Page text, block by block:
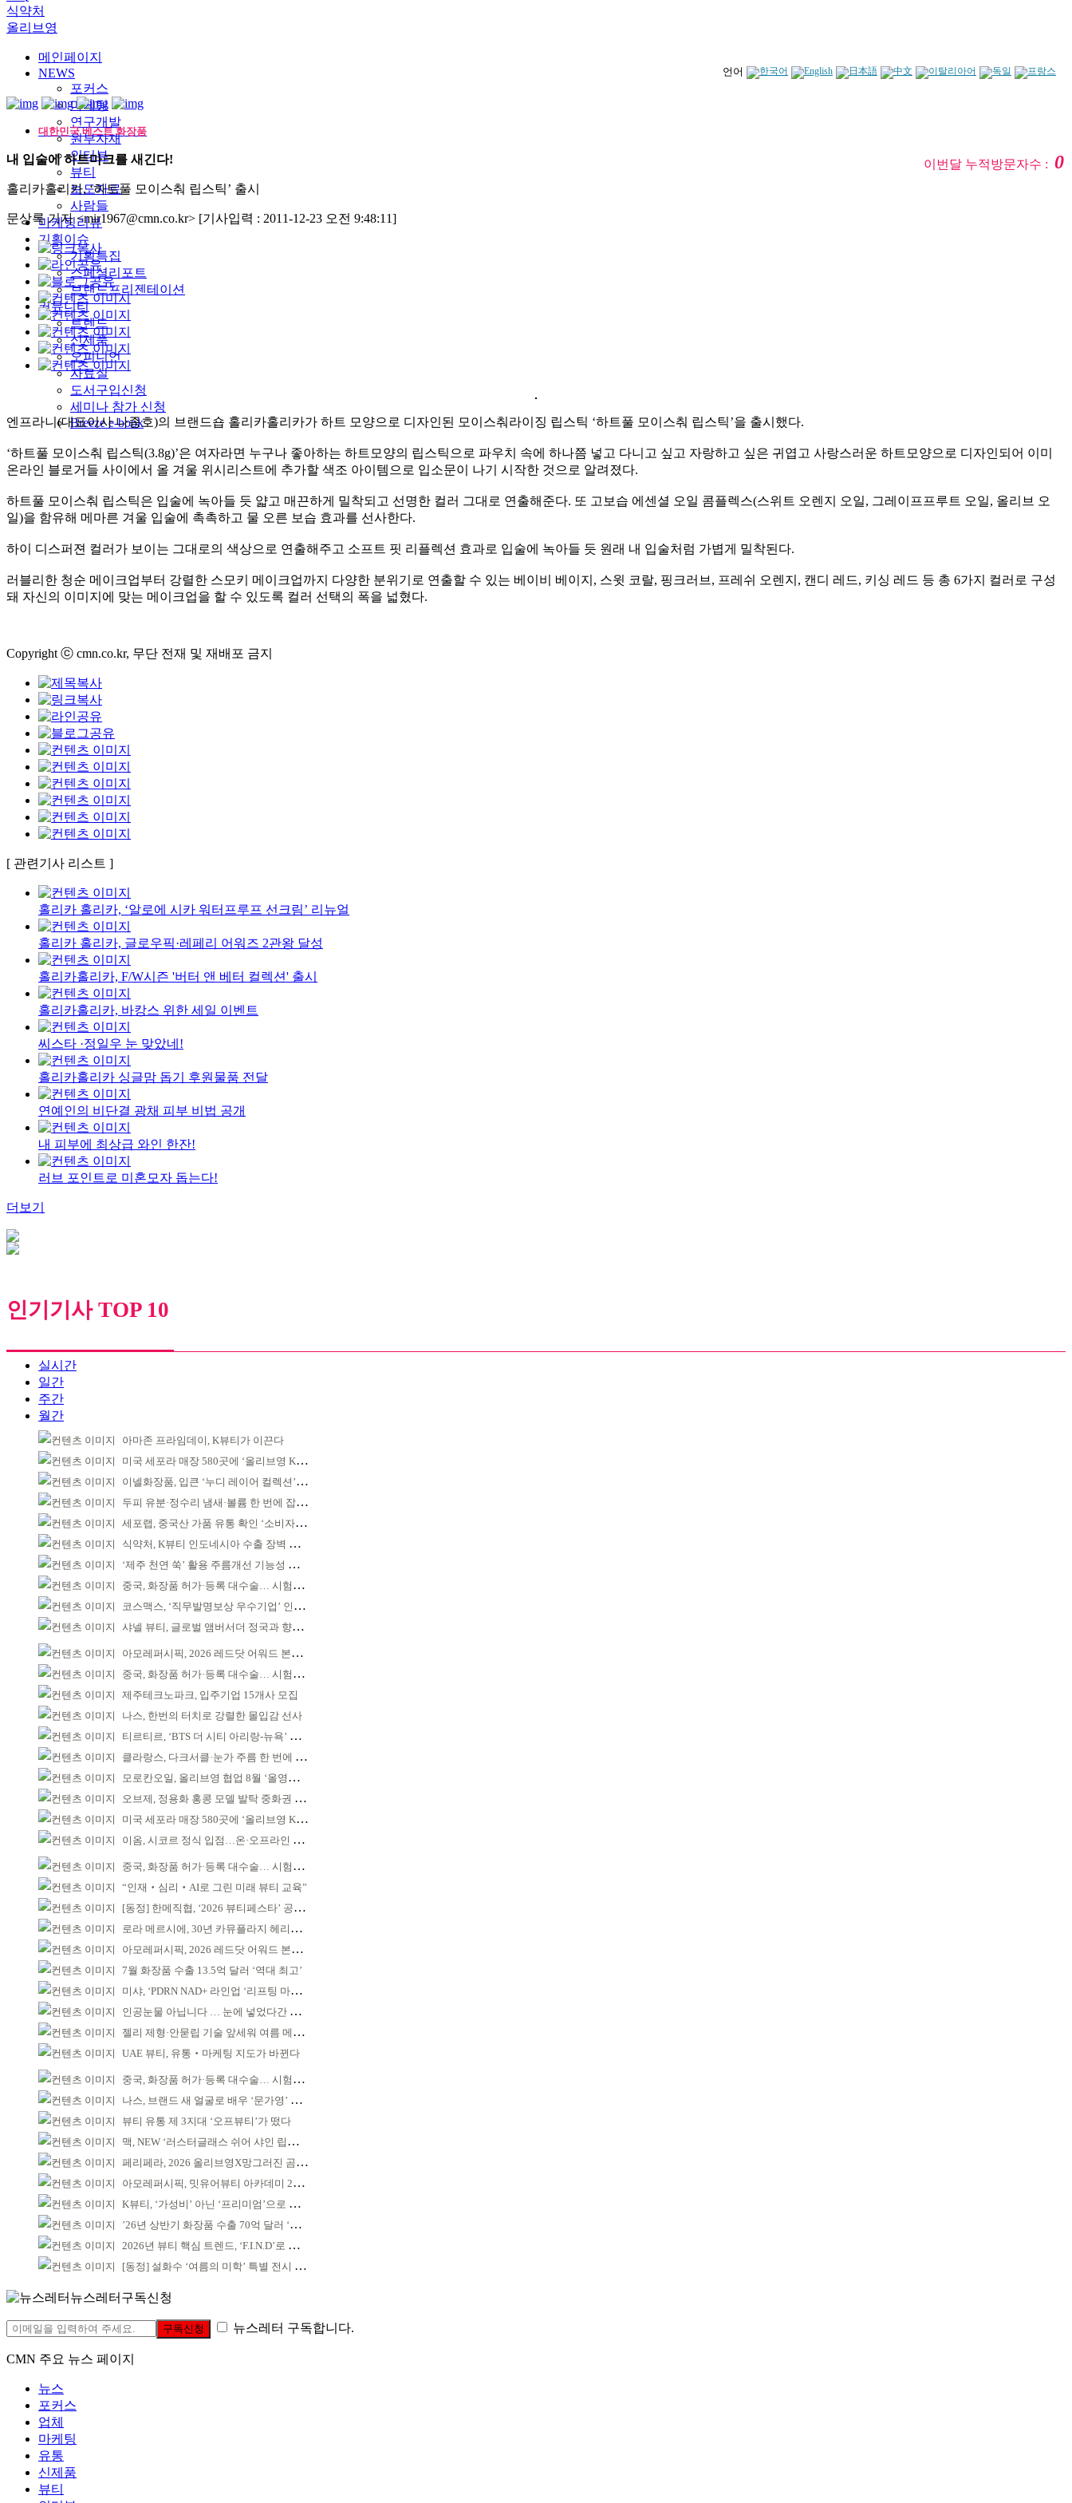
식약처
올리브영
언어
메인페이지
NEWS
포커스
마케팅
연구개발
원부자재
인터뷰
뷰티
보도자료
사람들
마케팅리뷰
기획이슈
기획특집
스페셜리포트
브랜드프리젠테이션
커뮤니티
트렌드
신제품
오피니언
자료실
도서구입신청
세미나 참가 신청
Breeze e-book
대한민국 베스트 화장품
이번달 누적방문자수 :0
내 입술에 하트마크를 새긴다!
홀리카홀리카, ‘하트풀 모이스춰 립스틱’ 출시
문상록 기자 <mir1967@cmn.co.kr> [기사입력 : 2011-12-23 오전 9:48:11]
엔프라니(대표이사 나종호)의 브랜드숍 홀리카홀리카가 하트 모양으로 디자인된 모이스춰라이징 립스틱 ‘하트풀 모이스춰 립스틱’을 출시했다.
‘하트풀 모이스춰 립스틱(3.8g)’은 여자라면 누구나 좋아하는 하트모양의 립스틱으로 파우치 속에 하나쯤 넣고 다니고 싶고 자랑하고 싶은 귀엽고 사랑스러운 하트모양으로 디자인되어 이미
온라인 블로거들 사이에서 올 겨울 위시리스트에 추가할 색조 아이템으로 입소문이 나기 시작한 것으로 알려졌다.
하트풀 모이스춰 립스틱은 입술에 녹아들 듯 얇고 매끈하게 밀착되고 선명한 컬러 그대로 연출해준다. 또 고보습 에센셜 오일 콤플렉스(스위트 오렌지 오일, 그레이프프루트 오일, 올리브 오
일)을 함유해 메마른 겨울 입술에 촉촉하고 물 오른 보습 효과를 선사한다.
하이 디스퍼젼 컬러가 보이는 그대로의 색상으로 연출해주고 소프트 핏 리플렉션 효과로 입술에 녹아들 듯 원래 내 입술처럼 가볍게 밀착된다.
러블리한 청순 메이크업부터 강렬한 스모키 메이크업까지 다양한 분위기로 연출할 수 있는 베이비 베이지, 스윗 코랄, 핑크러브, 프레쉬 오렌지, 캔디 레드, 키싱 레드 등 총 6가지 컬러로 구성
돼 자신의 이미지에 맞는 메이크업을 할 수 있도록 컬러 선택의 폭을 넓혔다.
Copyright ⓒ cmn.co.kr, 무단 전재 및 재배포 금지
[ 관련기사 리스트 ]
홀리카 홀리카, ‘알로에 시카 워터프루프 선크림’ 리뉴얼
홀리카 홀리카, 글로우픽·레페리 어워즈 2관왕 달성
홀리카홀리카, F/W시즌 '버터 앤 베터 컬렉션' 출시
홀리카홀리카, 바캉스 위한 세일 이벤트
씨스타 ·정일우 눈 맞았네!
홀리카홀리카 싱글맘 돕기 후원물품 전달
연예인의 비단결 광채 피부 비법 공개
내 피부에 최상급 와인 한잔!
러브 포인트로 미혼모자 돕는다!
더보기
인기기사 TOP 10
실시간
일간
주간
월간
아마존 프라임데이, K뷰티가 이끈다
미국 세포라 매장 580곳에 ‘올리브영 K뷰티에딧’ 론칭
이넬화장품, 입큰 ‘누디 레이어 컬렉션’ 출시
두피 유분·정수리 냄새·볼륨 한 번에 잡는다
세포랩, 중국산 가품 유통 확인 ‘소비자 주의’ 당부
식약처, K뷰티 인도네시아 수출 장벽 완화 성과
‘제주 천연 쑥’ 활용 주름개선 기능성 식약처 심사 통과
중국, 화장품 허가·등록 대수술… 시험자료 공용 허용
코스맥스, ‘직무발명보상 우수기업’ 인증 획득 IP 경영 강화
샤넬 뷰티, 글로벌 앰버서더 정국과 향수 캠페인 공개
아모레퍼시픽, 2026 레드닷 어워드 본상 2개 수상
중국, 화장품 허가·등록 대수술… 시험자료 공용 허용
제주테크노파크, 입주기업 15개사 모집
나스, 한번의 터치로 강렬한 몰입감 선사
티르티르, ‘BTS 더 시티 아리랑-뉴욕’ 참여
클라랑스, 다크서클·눈가 주름 한 번에 더블 케어
모로칸오일, 올리브영 협업 8월 ‘올영픽’ 선정
오브제, 정용화 홍콩 모델 발탁 중화권 공략 강화
미국 세포라 매장 580곳에 ‘올리브영 K뷰티에딧’ 론칭
이옴, 시코르 정식 입점…온·오프라인 유통망 확대
중국, 화장품 허가·등록 대수술… 시험자료 공용 허용
“인재‧심리‧AI로 그린 미래 뷰티 교육”
[동정] 한메직협, ‘2026 뷰티페스타’ 공동 주최
로라 메르시에, 30년 카뮤플라지 헤리티지 담아
아모레퍼시픽, 2026 레드닷 어워드 본상 2개 수상
7월 화장품 수출 13.5억 달러 ‘역대 최고’
미샤, ‘PDRN NAD+ 라인업 ‘리프팅 마스크’ 출시
인공눈물 아닙니다 … 눈에 넣었다간 각막 손상
젤리 제형·안묻립 기술 앞세워 여름 메이크업 시장 공략
UAE 뷰티, 유통‧마케팅 지도가 바뀐다
중국, 화장품 허가·등록 대수술… 시험자료 공용 허용
나스, 브랜드 새 얼굴로 배우 ‘문가영’ 발탁
뷰티 유통 제 3지대 ‘오프뷰티’가 떴다
맥, NEW ‘러스터글래스 쉬어 샤인 립스틱’ 출시
페리페라, 2026 올리브영X망그러진 곰 콜라보
아모레퍼시픽, 밋유어뷰티 아카데미 2기 발대식
K뷰티, ‘가성비’ 아닌 ‘프리미엄’으로 승부걸어야
’26년 상반기 화장품 수출 70억 달러 ‘역대 최고’
2026년 뷰티 핵심 트렌드, ‘F.I.N.D’로 읽는다
[동정] 설화수 ‘여름의 미학’ 특별 전시 개최
뉴스레터구독신청
구독신청 뉴스레터 구독합니다.
CMN 주요 뉴스 페이지
뉴스
포커스
업체
마케팅
유통
신제품
뷰티